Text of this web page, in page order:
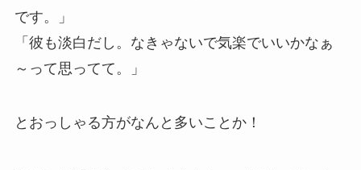
です。」
「彼も淡白だし。なきゃないで気楽でいいかなぁ
～って思ってて。」
とおっしゃる方がなんと多いことか！